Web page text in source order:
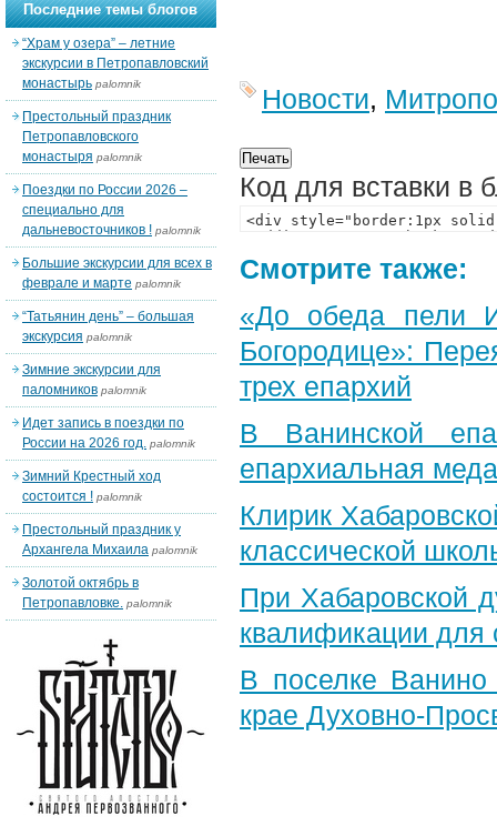
Новости,
Код для вставки в
Смотрите также:
«До обеда пели
Богородице»:
трех епархий
В Ванинской
епархиальная
Клирик
классической
При Хабаровской
квалификации для
В поселке Ванино
крае Духовно-
Последние темы блогов
“Храм у озера” – летние
экскурсии в Петропавловский
монастырь palomnik
Престольный праздник
Петропавловского
монастыря palomnik
Поездки по России 2026 –
специально для
дальневосточников ! palomnik
Большие экскурсии для всех в
феврале и марте palomnik
“Татьянин день” – большая
экскурсия palomnik
Зимние экскурсии для
паломников palomnik
Идет запись в поездки по
России на 2026 год. palomnik
Зимний Крестный ход
состоится ! palomnik
Престольный праздник у
Архангела Михаила palomnik
Золотой октябрь в
Петропавловке. palomnik